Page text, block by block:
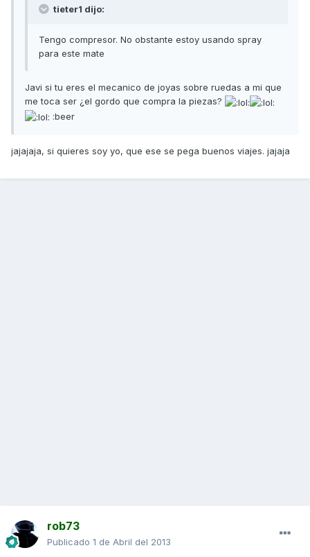
tieter1 dijo:
Tengo compresor. No obstante estoy usando spray
para este mate
Javi si tu eres el mecanico de joyas sobre ruedas a mi que
me toca ser ¿el gordo que compra la piezas?
:beer
jajajaja, si quieres soy yo, que ese se pega buenos viajes. jajaja
rob73
Publicado 1 de Abril del 2013